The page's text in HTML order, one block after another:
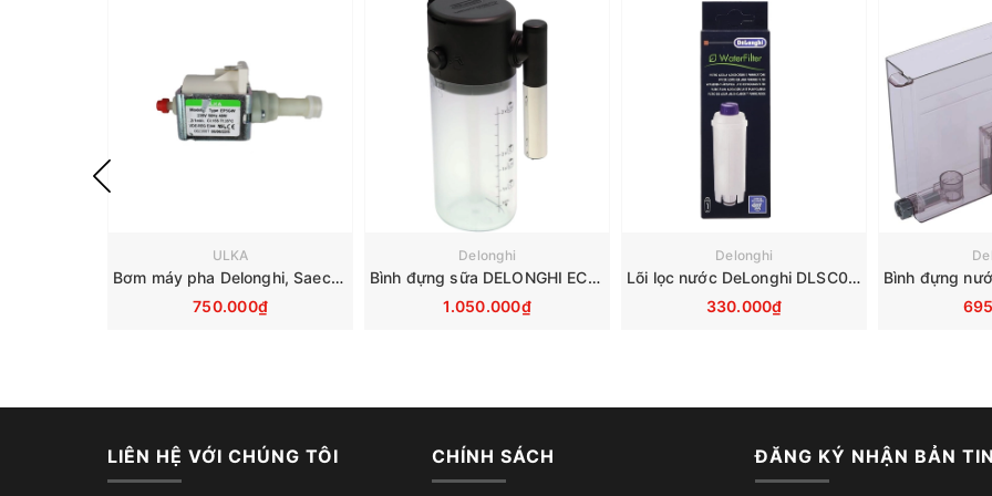
ULKA
Bơm máy pha Delonghi, Saeco, Philips, Krups, Miele - Ulka EP5GW 48W 230V
750.000₫
Delonghi
Bình đựng sữa DELONGHI ECAM290 EVO 7313268961
1.050.000₫
Delonghi
Lõi lọc nước DeLonghi DLSC002 dùng cho máy pha cà phê tự động
330.000₫
LIÊN HỆ VỚI CHÚNG TÔI CHÍNH SÁCH ĐĂNG KÝ NHẬN BẢN TIN